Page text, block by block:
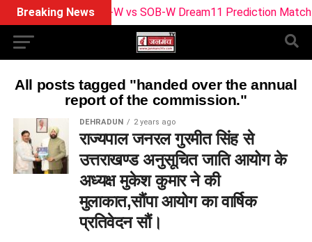
Breaking NewsTRT-W vs SOB-W Dream11 Prediction Match
All posts tagged "handed over the annual
report of the commission."
DEHRADUN 2 years ago
राज्यपाल जनरल गुरमीत सिंह से
उत्तराखण्ड अनुसूचित जाति आयोग के
अध्यक्ष मुकेश कुमार ने की
मुलाकात,सौंपा आयोग का वार्षिक
प्रतिवेदन सौं।